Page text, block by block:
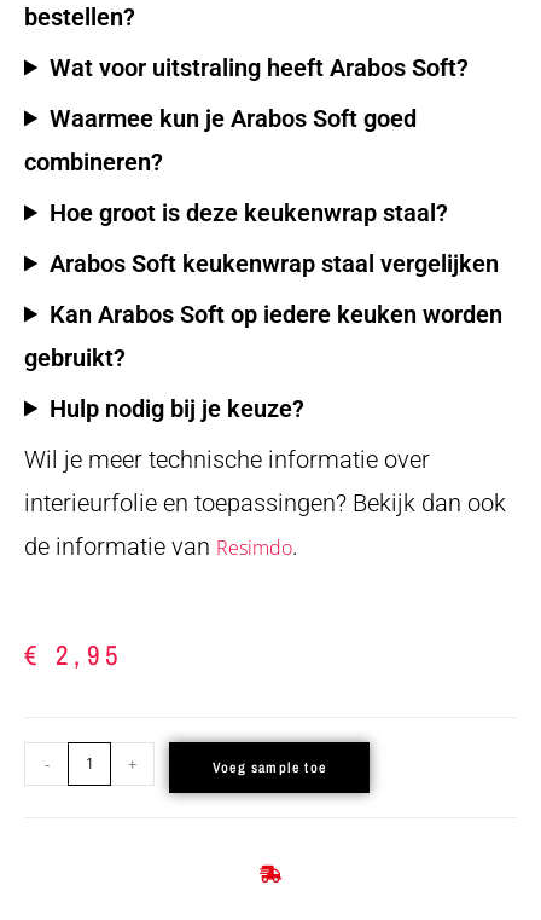
bestellen?
Wat voor uitstraling heeft Arabos Soft?
Waarmee kun je Arabos Soft goed
combineren?
Hoe groot is deze keukenwrap staal?
Arabos Soft keukenwrap staal vergelijken
Kan Arabos Soft op iedere keuken worden
gebruikt?
Hulp nodig bij je keuze?
Wil je meer technische informatie over
interieurfolie en toepassingen? Bekijk dan ook
de informatie van Resimdo.
€ 2,95
- + Voeg sample toe